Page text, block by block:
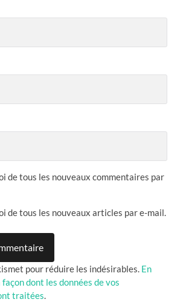
de tous les nouveaux commentaires par
de tous les nouveaux articles par e-mail.
pour réduire les indésirables. En
dont les données de vos
traitées.